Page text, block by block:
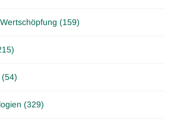
(159)
(54)
(329)